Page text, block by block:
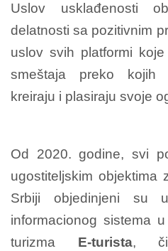
Uslov usklađenosti
delatnosti sa pozitivnim
uslov svih platformi
smeštaja preko kojih
kreiraju i plasiraju svoje
Od 2020. godine, svi
ugostiteljskim objektima
Srbiji objedinjeni su
informacionog sistema
turizma E-turista,